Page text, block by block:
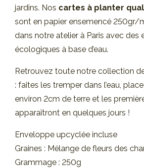
jardins. Nos cartes à planter
sont en papier ensemencé 250gr/
dans notre atelier à Paris avec des
écologiques à base d’eau.
Retrouvez toute notre collection
: faites les tremper dans l’eau,
environ 2cm de terre et les
apparaîtront en quelques jours !
Enveloppe upcyclée incluse
Graines : Mélange de fleurs des
Grammage : 250g